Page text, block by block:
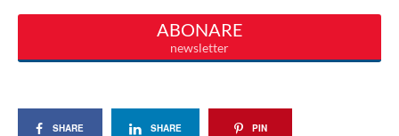
SHARE SHARE PIN